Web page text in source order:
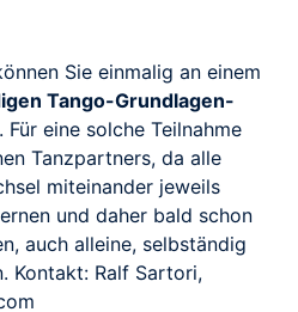
Sie einmalig an einem
Tango-Grundlagen-
Für eine solche Teilnahme
Tanzpartners, da alle
miteinander jeweils
und daher bald schon
auch alleine, selbständig
Kontakt: Ralf Sartori,